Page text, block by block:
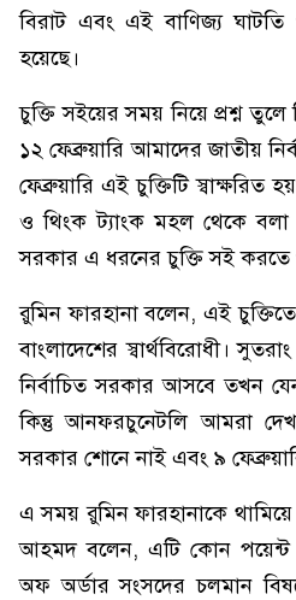
বিরাট এবং এই বাণিজ্য ঘাটতি
হয়েছে।
চুক্তি সইয়ের সময় নিয়ে প্রশ্ন
১২ ফেব্রুয়ারি আমাদের জাতীয়
ফেব্রুয়ারি এই চুক্তিটি
ও থিংক ট্যাংক মহল থেকে বলা
সরকার এ ধরনের চুক্তি সই করতে
রুমিন ফারহানা বলেন, এই
বাংলাদেশের স্বার্থবিরোধী।
নির্বাচিত সরকার আসবে তখন
কিন্তু আনফরচুনেটলি আমরা
সরকার শোনে নাই এবং ৯
এ সময় রুমিন ফারহানাকে থামিয়ে
আহমদ বলেন, এটি কোন পয়েন্ট
অফ অর্ডার সংসদের চলমান